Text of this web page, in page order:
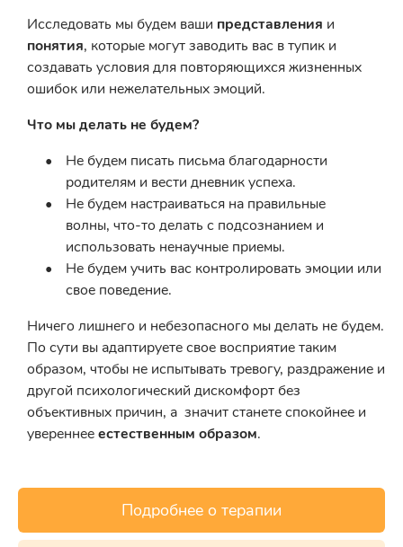
Исследовать мы будем ваши представления и
понятия, которые могут заводить вас в тупик и
создавать условия для повторяющихся жизненных
ошибок или нежелательных эмоций.
Что мы делать не будем?
Не будем писать письма благодарности
родителям и вести дневник успеха.
Не будем настраиваться на правильные
волны, что-то делать с подсознанием и
использовать ненаучные приемы.
Не будем учить вас контролировать эмоции или
свое поведение.
Ничего лишнего и небезопасного мы делать не будем.
По сути вы адаптируете свое восприятие таким
образом, чтобы не испытывать тревогу, раздражение и
другой психологический дискомфорт без
объективных причин, а значит станете спокойнее и
увереннееестественным образом.
Подробнее о терапии